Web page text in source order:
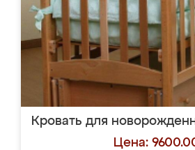
Кровать для
Цена: